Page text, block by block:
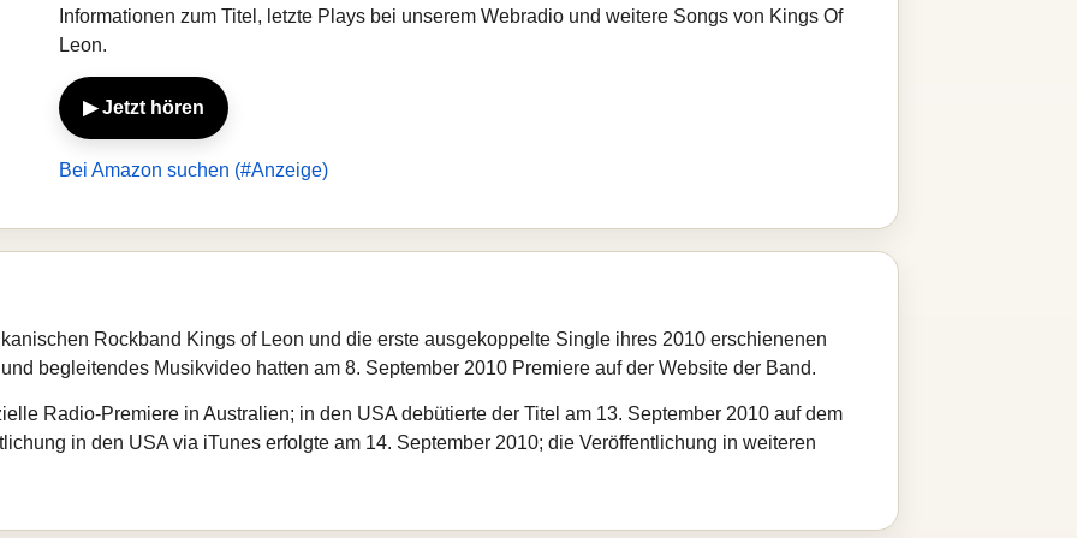
Informationen zum Titel, letzte Plays bei unserem Webradio und weitere Songs von Kings Of
Leon.
▶ Jetzt hören
Bei Amazon suchen (#Anzeige)
Rockband Kings of Leon und die erste ausgekoppelte Single ihres 2010 erschienenen
begleitendes Musikvideo hatten am 8. September 2010 Premiere auf der Website der Band.
Radio-Premiere in Australien; in den USA debütierte der Titel am 13. September 2010 auf dem
in den USA via iTunes erfolgte am 14. September 2010; die Veröffentlichung in weiteren